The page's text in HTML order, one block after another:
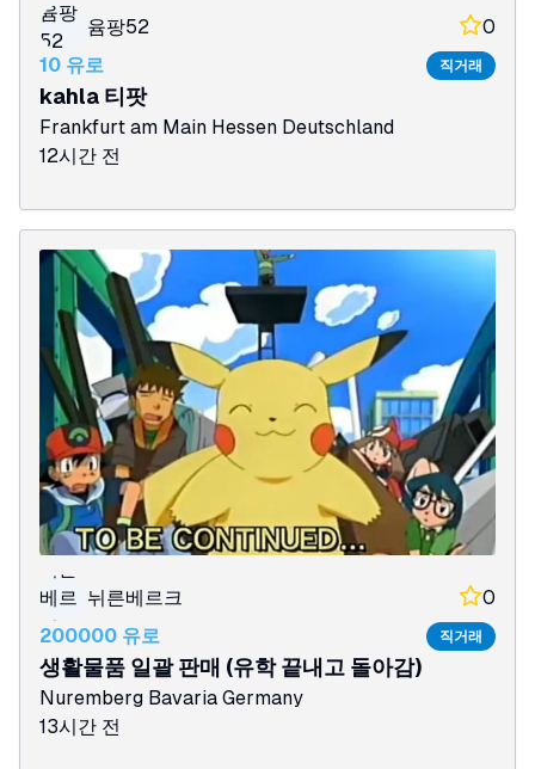
윰팡
52
윰팡52
0
10 유로
직거래
kahla 티팟
Frankfurt am Main Hessen Deutschland
12시간 전
뉘른
베르
크
뉘른베르크
0
200000 유로
직거래
생활물품 일괄 판매 (유학 끝내고 돌아감)
Nuremberg Bavaria Germany
13시간 전